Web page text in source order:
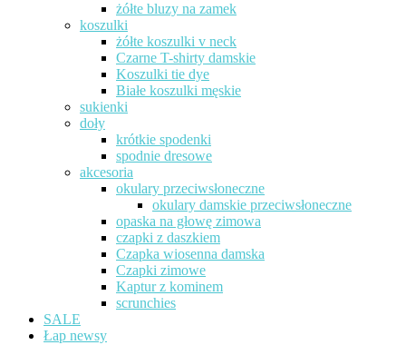
żółte bluzy na zamek
koszulki
żółte koszulki v neck
Czarne T-shirty damskie
Koszulki tie dye
Białe koszulki męskie
sukienki
doły
krótkie spodenki
spodnie dresowe
akcesoria
okulary przeciwsłoneczne
okulary damskie przeciwsłoneczne
opaska na głowę zimowa
czapki z daszkiem
Czapka wiosenna damska
Czapki zimowe
Kaptur z kominem
scrunchies
SALE
Łap newsy